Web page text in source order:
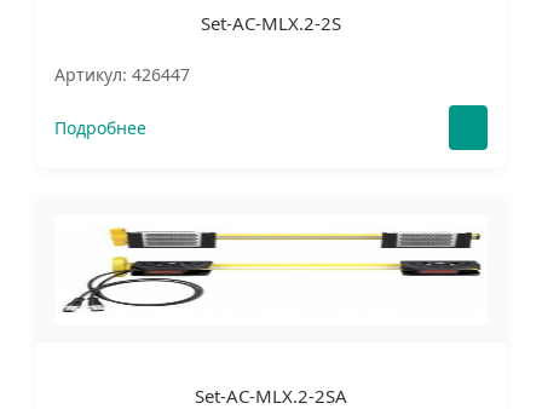
Set-AC-MLX.2-2S
Артикул: 426447
Подробнее
Set-AC-MLX.2-2SA